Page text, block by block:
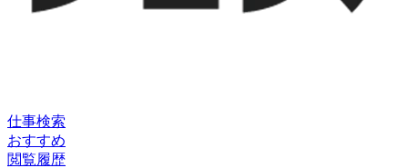
仕事検索
おすすめ
閲覧履歴